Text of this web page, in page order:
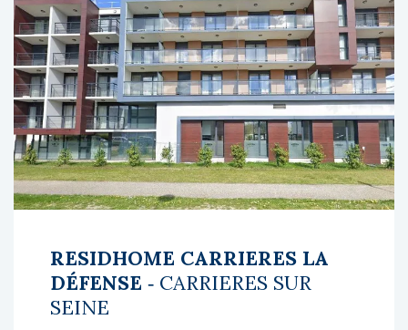
RESIDHOME CARRIERES LA
DÉFENSE ‐ CARRIERES SUR
SEINE